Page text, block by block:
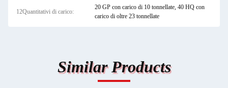
12Quantitativi di carico:
20 GP con carico di 10 tonnellate, 40 HQ con
carico di oltre 23 tonnellate
Similar Products